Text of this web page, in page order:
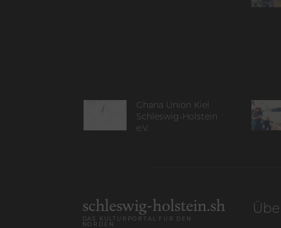
Ghana Union Kiel
Schleswig-Holstein
e.V.
schleswig-holstein.sh
DAS KULTURPORTAL FÜR DEN
NORDEN